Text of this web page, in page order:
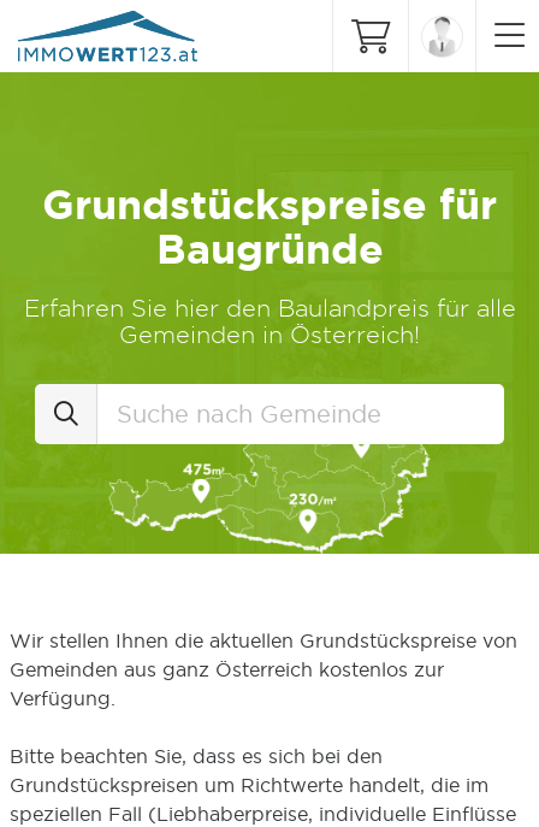
Grundstückspreise für
Baugründe
Erfahren Sie hier den Baulandpreis für alle
Gemeinden in Österreich!
Wir stellen Ihnen die aktuellen Grundstückspreise von
Gemeinden aus ganz Österreich kostenlos zur
Verfügung.
Bitte beachten Sie, dass es sich bei den
Grundstückspreisen um Richtwerte handelt, die im
speziellen Fall (Liebhaberpreise, individuelle Einflüsse